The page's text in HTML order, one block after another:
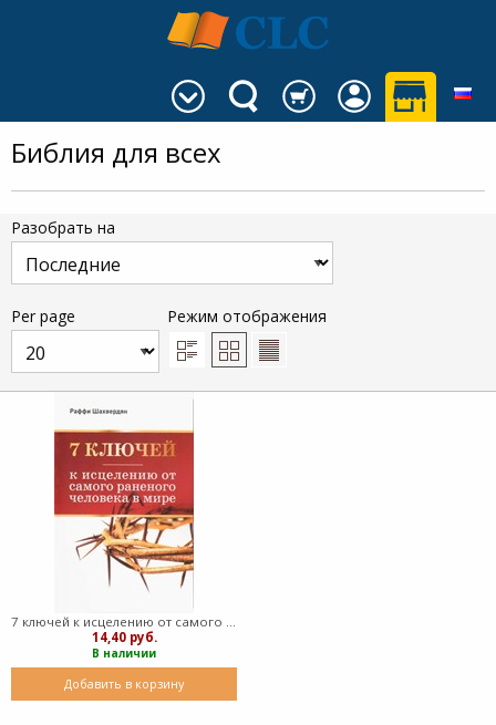
Библия для всех
Разобрать на
Per page Режим отображения
7 ключей к исцелению от самого раненого человека в мире (мягкий)
14,40 руб.
В наличии
Добавить в корзину